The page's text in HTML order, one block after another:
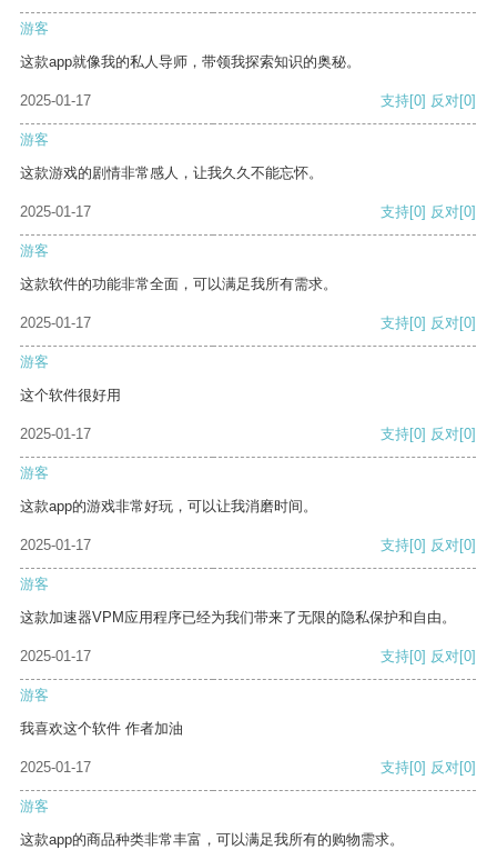
游客
这款app就像我的私人导师，带领我探索知识的奥秘。
2025-01-17 支持[0] 反对[0]
游客
这款游戏的剧情非常感人，让我久久不能忘怀。
2025-01-17 支持[0] 反对[0]
游客
这款软件的功能非常全面，可以满足我所有需求。
2025-01-17 支持[0] 反对[0]
游客
这个软件很好用
2025-01-17 支持[0] 反对[0]
游客
这款app的游戏非常好玩，可以让我消磨时间。
2025-01-17 支持[0] 反对[0]
游客
这款加速器VPM应用程序已经为我们带来了无限的隐私保护和自由。
2025-01-17 支持[0] 反对[0]
游客
我喜欢这个软件 作者加油
2025-01-17 支持[0] 反对[0]
游客
这款app的商品种类非常丰富，可以满足我所有的购物需求。